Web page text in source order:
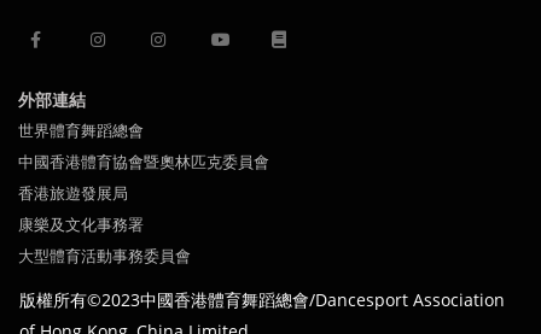
外部連結
世界體育舞蹈總會
中國香港體育協會暨奧林匹克委員會
香港旅遊發展局
康樂及文化事務署
大型體育活動事務委員會
版權所有©2023中國香港體育舞蹈總會/Dancesport Association